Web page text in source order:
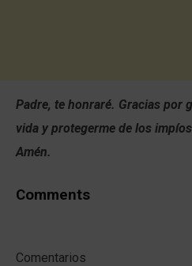
Padre, te honraré. Gracias por
vida y protegerme de los
Amén.
Comments
Comentarios